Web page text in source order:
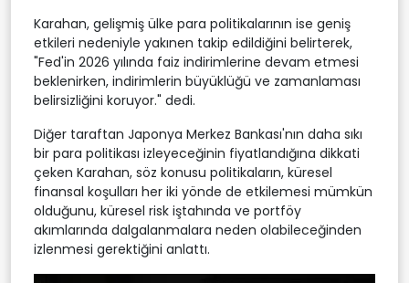
Karahan, gelişmiş ülke para politikalarının ise geniş
etkileri nedeniyle yakınen takip edildiğini belirterek,
"Fed'in 2026 yılında faiz indirimlerine devam etmesi
beklenirken, indirimlerin büyüklüğü ve zamanlaması
belirsizliğini koruyor." dedi.
Diğer taraftan Japonya Merkez Bankası'nın daha sıkı
bir para politikası izleyeceğinin fiyatlandığına dikkati
çeken Karahan, söz konusu politikaların, küresel
finansal koşulları her iki yönde de etkilemesi mümkün
olduğunu, küresel risk iştahında ve portföy
akımlarında dalgalanmalara neden olabileceğinden
izlenmesi gerektiğini anlattı.